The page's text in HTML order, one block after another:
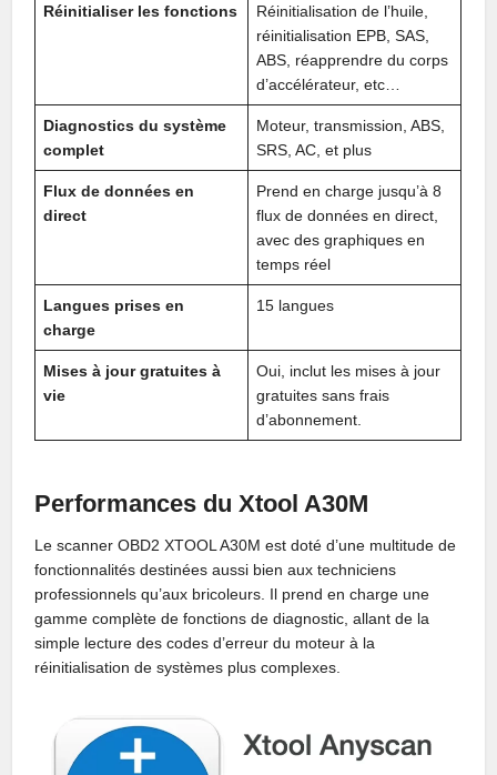
Réinitialiser les fonctions
Réinitialisation de l’huile,
réinitialisation EPB, SAS,
ABS, réapprendre du corps
d’accélérateur, etc…
Diagnostics du système
complet
Moteur, transmission, ABS,
SRS, AC, et plus
Flux de données en
direct
Prend en charge jusqu’à 8
flux de données en direct,
avec des graphiques en
temps réel
Langues prises en
charge
15 langues
Mises à jour gratuites à
vie
Oui, inclut les mises à jour
gratuites sans frais
d’abonnement.
Performances du Xtool A30M
Le scanner OBD2 XTOOL A30M est doté d’une multitude de
fonctionnalités destinées aussi bien aux techniciens
professionnels qu’aux bricoleurs. Il prend en charge une
gamme complète de fonctions de diagnostic, allant de la
simple lecture des codes d’erreur du moteur à la
réinitialisation de systèmes plus complexes.